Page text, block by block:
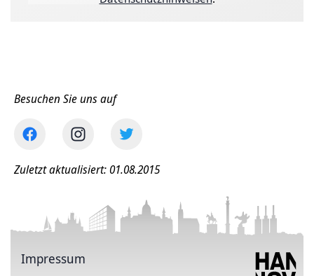
Besuchen Sie uns auf
Zuletzt aktualisiert: 01.08.2015
Impressum